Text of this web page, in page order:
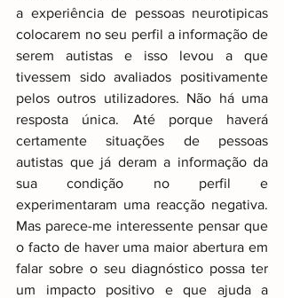
a experiência de pessoas neurotipicas
colocarem no seu perfil a informação de
serem autistas e isso levou a que
tivessem sido avaliados positivamente
pelos outros utilizadores. Não há uma
resposta única. Até porque haverá
certamente situações de pessoas
autistas que já deram a informação da
sua condição no perfil e
experimentaram uma reacção negativa.
Mas parece-me interessente pensar que
o facto de haver uma maior abertura em
falar sobre o seu diagnóstico possa ter
um impacto positivo e que ajuda a